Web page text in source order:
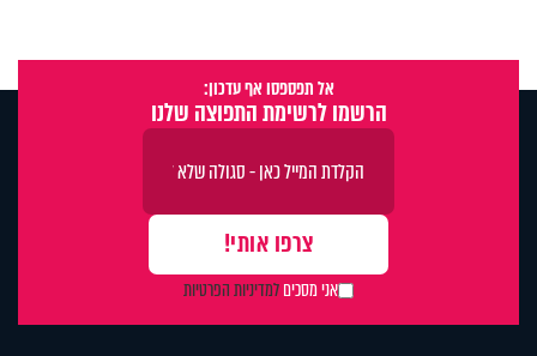
אל תפספסו אף עדכון:
הרשמו לרשימת התפוצה שלנו
אני מסכיםלמדיניות הפרטיות